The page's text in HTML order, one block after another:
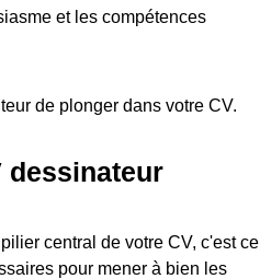
et les compétences
de plonger dans votre CV.
dessinateur
central de votre CV, c'est ce
pour mener à bien les